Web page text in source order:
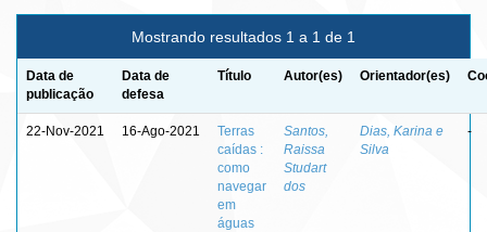
Mostrando resultados 1 a 1 de 1
Data de
publicação
Data de
defesa
Título Autor(es) Orientador(es)
22-Nov-2021 16-Ago-2021
Terras
caídas :
como
navegar
em
águas
Santos,
Raissa
Studart
dos
Dias, Karina e
Silva
-